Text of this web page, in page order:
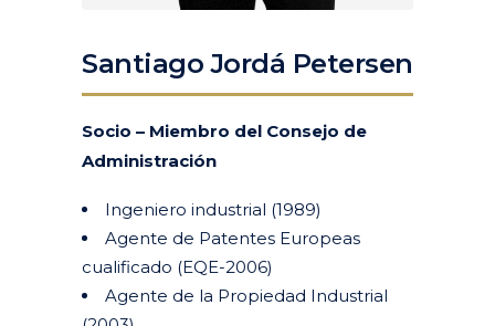
Santiago Jordá Petersen
Socio – Miembro del Consejo de
Administración
Ingeniero industrial (1989)
Agente de Patentes Europeas
cualificado (EQE-2006)
Agente de la Propiedad Industrial